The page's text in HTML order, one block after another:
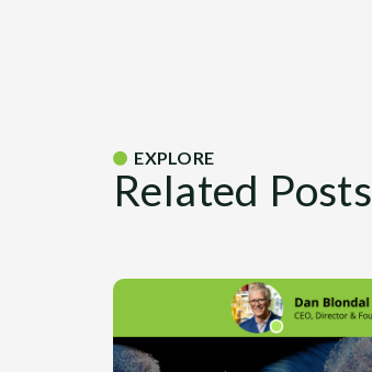
EXPLORE
Related Posts